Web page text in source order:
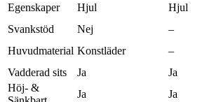
Egenskaper
Hjul Hjul
Svankstöd
Nej –
Huvudmaterial Konstläder –
Vadderad sits
Ja Ja
Höj- &
Ja Ja